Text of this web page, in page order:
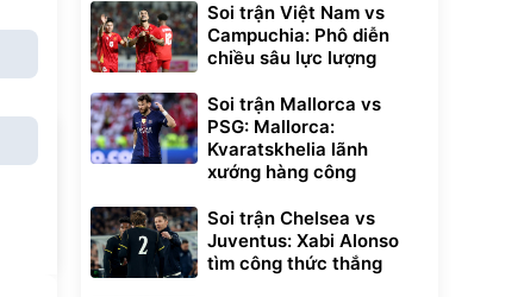
Soi trận Việt Nam vs
Campuchia: Phô diễn
chiều sâu lực lượng
Soi trận Mallorca vs
PSG: Mallorca:
Kvaratskhelia lãnh
xướng hàng công
Soi trận Chelsea vs
Juventus: Xabi Alonso
tìm công thức thắng